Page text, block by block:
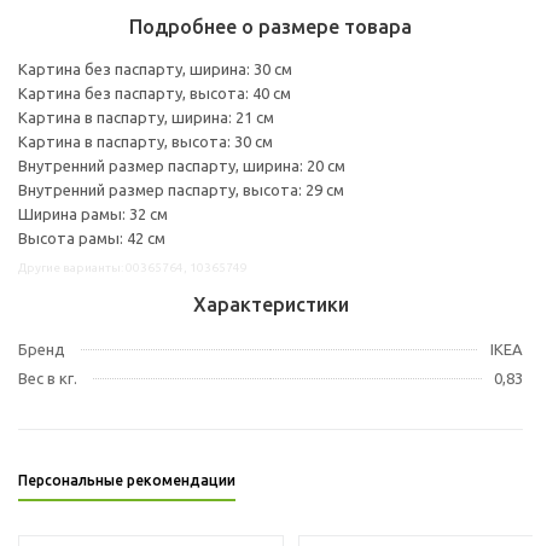
Подробнее о размере товара
Картина без паспарту, ширина: 30 см
Картина без паспарту, высота: 40 см
Картина в паспарту, ширина: 21 см
Картина в паспарту, высота: 30 см
Внутренний размер паспарту, ширина: 20 см
Внутренний размер паспарту, высота: 29 см
Ширина рамы: 32 см
Высота рамы: 42 см
Характеристики
Бренд
IKEA
Вес в кг.
0,83
Персональные рекомендации